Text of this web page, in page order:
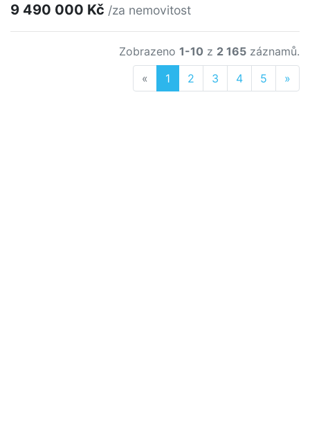
9 490 000 Kč /za nemovitost
Zobrazeno 1-10 z 2 165 záznamů.
« Previous
1 2 3 4 5 »